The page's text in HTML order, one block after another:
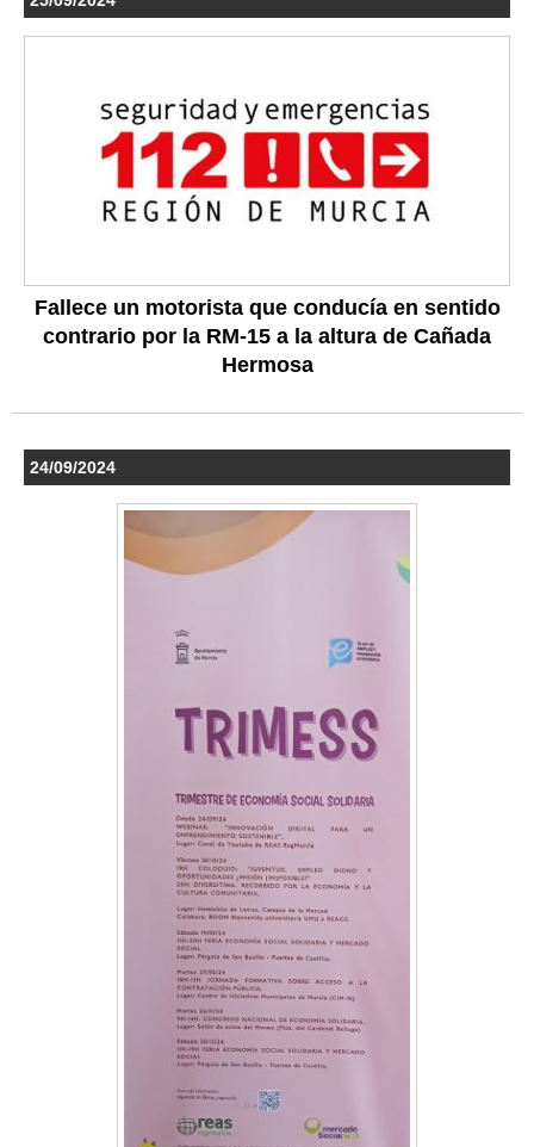
Fallece un motorista que conducía en sentido
contrario por la RM-15 a la altura de Cañada
Hermosa
24/09/2024